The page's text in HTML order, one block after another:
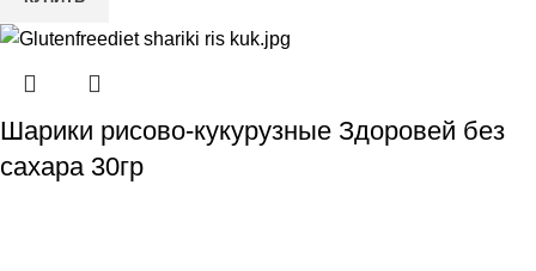
Шарики рисово-кукурузные Здоровей без
сахара 30гр